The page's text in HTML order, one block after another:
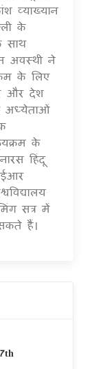
व्याख्यान
के
साथ
अवस्थी ने
के लिए
और देश
अध्येताओं
के
हिंदू
सत्र में
हैं।